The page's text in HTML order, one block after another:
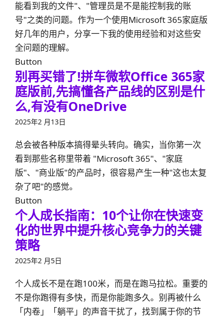
能看到我的文件"、"管理员是不是能控制我的账
号"之类的问题。作为一个使用Microsoft 365家庭版
好几年的用户，分享一下我的使用经验和对这些安
全问题的理解。
Button
别再买错了!拼车微软Office 365家
庭版前,先搞懂各产品线的区别是什
么,有没有OneDrive
2025年2 月13日
总会被各种版本搞得晕头转向。确实，当你第一次
看到那些名称里带着 "Microsoft 365"、"家庭
版"、"商业版"的产品时，很容易产生一种"这也太复
杂了吧"的感觉。
Button
个人成长指南：10个让你在快速变
化的世界中提升核心竞争力的关键
策略
2025年2 月5日
个人成长不是在跑100米，而是在跑马拉松。重要的
不是你跑得有多快，而是你能跑多久。别再被什么
「内卷」「躺平」的声音干扰了，找到属于你的节